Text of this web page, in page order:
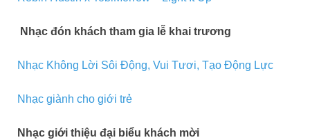
Nhạc đón khách tham gia lễ khai trương
Nhạc Không Lời Sôi Động, Vui Tươi, Tạo Động Lực
Nhạc giành cho giới trẻ
Nhạc giới thiệu đại biểu khách mời